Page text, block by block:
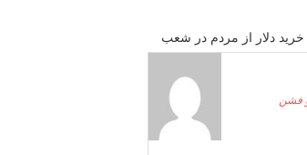
خرید دلار از مردم در شعب
فشن